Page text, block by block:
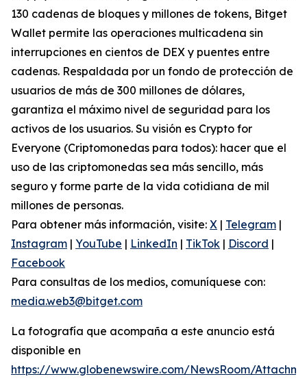
130 cadenas de bloques y millones de tokens, Bitget
Wallet permite las operaciones multicadena sin
interrupciones en cientos de DEX y puentes entre
cadenas. Respaldada por un fondo de protección de
usuarios de más de 300 millones de dólares,
garantiza el máximo nivel de seguridad para los
activos de los usuarios. Su visión es Crypto for
Everyone (Criptomonedas para todos): hacer que el
uso de las criptomonedas sea más sencillo, más
seguro y forme parte de la vida cotidiana de mil
millones de personas.
Para obtener más información, visite: X | Telegram |
Instagram | YouTube | LinkedIn | TikTok | Discord |
Facebook
Para consultas de los medios, comuníquese con:
media.web3@bitget.com
La fotografía que acompaña a este anuncio está
disponible en
https://www.globenewswire.com/NewsRoom/